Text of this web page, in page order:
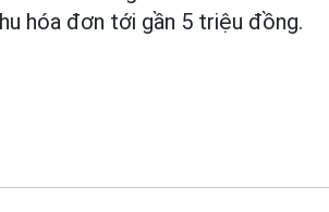
hóa đơn tới gần 5 triệu đồng.